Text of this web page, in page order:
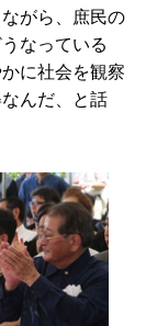
がら、庶民の
なっている
に社会を観察
んだ、と話